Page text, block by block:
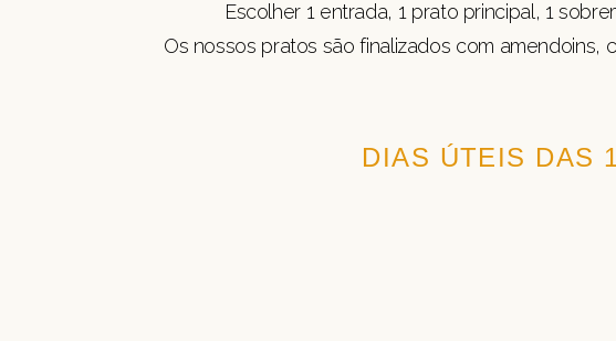
Escolher 1 entrada, 1 prato principal, 1
Os nossos pratos são finalizados com amendoins,
DIAS ÚTEIS DAS